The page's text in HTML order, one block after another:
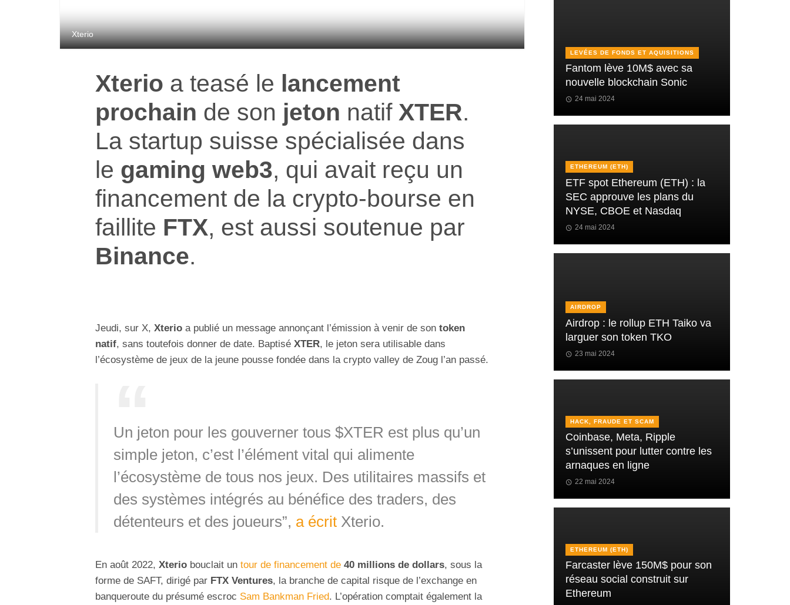
Xterio
Xterio a teasé le lancement
prochain de son jeton natif XTER.
La startup suisse spécialisée dans
le gaming web3, qui avait reçu un
financement de la crypto-bourse en
faillite FTX, est aussi soutenue par
Binance.
Jeudi, sur X, Xterio a publié un message annonçant l’émission à venir de son token
natif, sans toutefois donner de date. Baptisé XTER, le jeton sera utilisable dans
l’écosystème de jeux de la jeune pousse fondée dans la crypto valley de Zoug l’an passé.
Un jeton pour les gouverner tous $XTER est plus qu’un
simple jeton, c’est l’élément vital qui alimente
l’écosystème de tous nos jeux. Des utilitaires massifs et
des systèmes intégrés au bénéfice des traders, des
détenteurs et des joueurs”, a écritXterio.
En août 2022, Xterio bouclait un tour de financement de 40 millions de dollars, sous la
forme de SAFT, dirigé par FTX Ventures, la branche de capital risque de l’exchange en
banqueroute du présumé escroc Sam Bankman Fried. L’opération comptait également la
LEVÉES DE FONDS ET AQUISITIONS
Fantom lève 10M$ avec sa
nouvelle blockchain Sonic
24 mai 2024
ETHEREUM (ETH)
ETF spot Ethereum (ETH) : la
SEC approuve les plans du
NYSE, CBOE et Nasdaq
24 mai 2024
AIRDROP
Airdrop : le rollup ETH Taiko va
larguer son token TKO
23 mai 2024
HACK, FRAUDE ET SCAM
Coinbase, Meta, Ripple
s’unissent pour lutter contre les
arnaques en ligne
22 mai 2024
ETHEREUM (ETH)
Farcaster lève 150M$ pour son
réseau social construit sur
Ethereum